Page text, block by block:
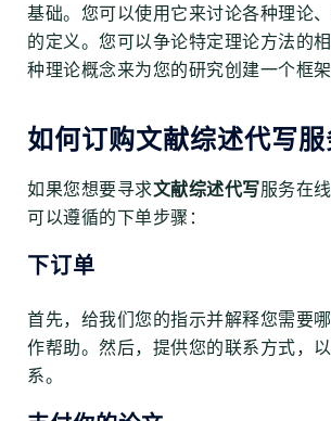
基础。您可以使用它来讨论各种理论
的定义。您可以争论特定理论方法的
种理论概念来为您的研究创建一个框架
如何订购文献综述代写服
如果您想要寻求文献综述代写服务在
可以遵循的下单步骤：
下订单
首先，给我们您的指示并解释您需要
作帮助。然后，提供您的联系方式，
系。